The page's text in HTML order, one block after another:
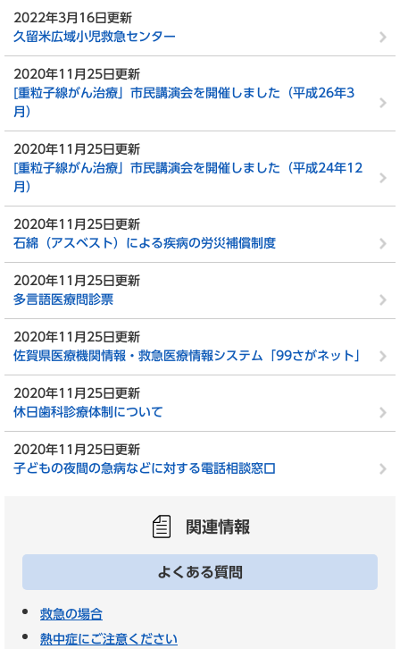
2022年3月16日更新
久留米広域小児救急センター
2020年11月25日更新
[重粒子線がん治療」市民講演会を開催しました（平成26年3
月）
2020年11月25日更新
[重粒子線がん治療」市民講演会を開催しました（平成24年12
月）
2020年11月25日更新
石綿（アスベスト）による疾病の労災補償制度
2020年11月25日更新
多言語医療問診票
2020年11月25日更新
佐賀県医療機関情報・救急医療情報システム「99さがネット」
2020年11月25日更新
休日歯科診療体制について
2020年11月25日更新
子どもの夜間の急病などに対する電話相談窓口
関連情報
よくある質問
救急の場合
熱中症にご注意ください